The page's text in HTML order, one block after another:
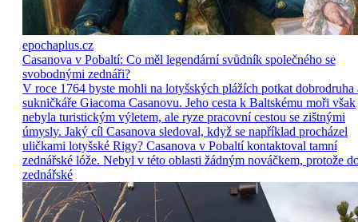
epochaplus.cz
Casanova v Pobaltí: Co měl legendární svůdník společného se
svobodnými zednáři?
V roce 1764 byste mohli na lotyšských plážích potkat dobrodruha
sukničkáře Giacoma Casanovu. Jeho cesta k Baltskému moři však
nebyla turistickým výletem, ale ryze pracovní cestou se zištnými
úmysly. Jaký cíl Casanova sledoval, když se například procházel
uličkami lotyšské Rigy? Casanova v Pobaltí kontaktoval tamní
zednářské lóže. Nebyl v této oblasti žádným nováčkem, protože
zednářské